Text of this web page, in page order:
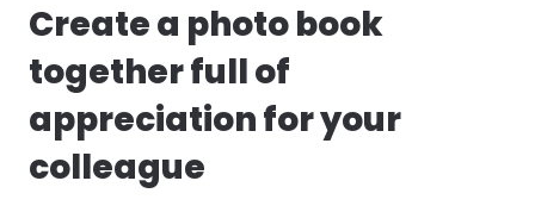
Create a photo book
together full of
appreciation for your
colleague